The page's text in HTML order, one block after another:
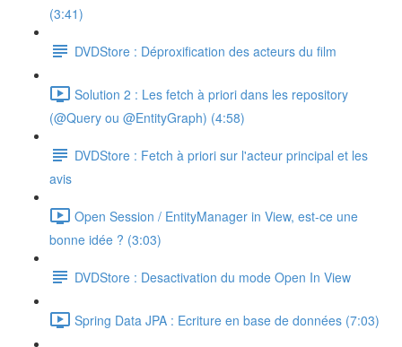
(3:41)
DVDStore : Déproxification des acteurs du film
Solution 2 : Les fetch à priori dans les repository
(@Query ou @EntityGraph) (4:58)
DVDStore : Fetch à priori sur l'acteur principal et les
avis
Open Session / EntityManager in View, est-ce une
bonne idée ? (3:03)
DVDStore : Desactivation du mode Open In View
Spring Data JPA : Ecriture en base de données (7:03)